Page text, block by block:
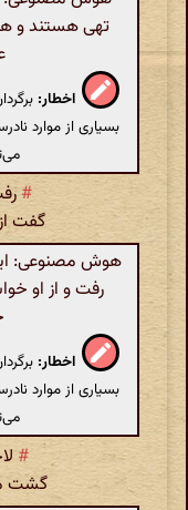
تهی هستند و
اخطار:
بسیاری از موارد
#
گفت
هوش مصنوعی:
رفت و از او
اخطار:
بسیاری از موارد
#
گشت